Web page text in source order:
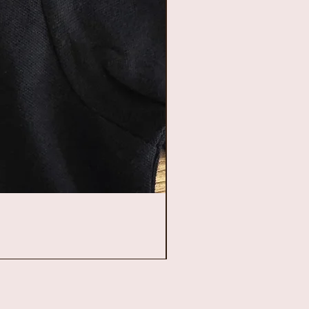
met naam. Leuk
aan een baby
speciaal omdat zijn
erop staat. Leuk om
of mee te nemen als
of op vakantie.